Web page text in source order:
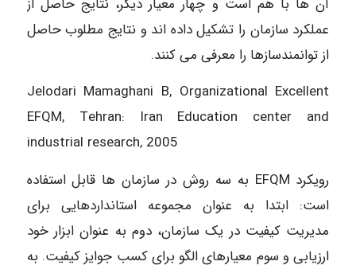
عملکرد سازمان را تشکیل داده اند و نتایج مطلوب حاصل
از توانمندسازها را معرفی می کنند.
Jelodari Mamaghani B, Organizational Excellent
EFQM, Tehran: Iran Education center and
industrial research, 2005
رویکرد EFQM به سه روش در سازمان ها قابل استفاده
است: ابتدا به عنوان مجموعه استانداردهایی برای
مدیریت کیفیت در یک سازمان، دوم به عنوان ابزار خود
ارزیابی و سوم معیارهای الگو برای کسب جوایز کیفیت. به